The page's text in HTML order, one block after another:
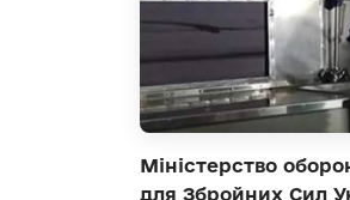
Міністерство
для Збройних Сил